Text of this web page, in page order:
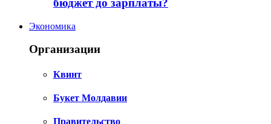
бюджет до зарплаты?
Экономика
Организации
Квинт
Букет Молдавии
Правительство